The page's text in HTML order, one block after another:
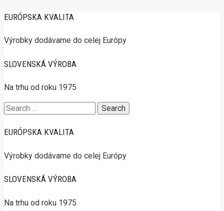
EURÓPSKA KVALITA
Výrobky dodávame do celej Európy
SLOVENSKÁ VÝROBA
Na trhu od roku 1975
Search
EURÓPSKA KVALITA
Výrobky dodávame do celej Európy
SLOVENSKÁ VÝROBA
Na trhu od roku 1975